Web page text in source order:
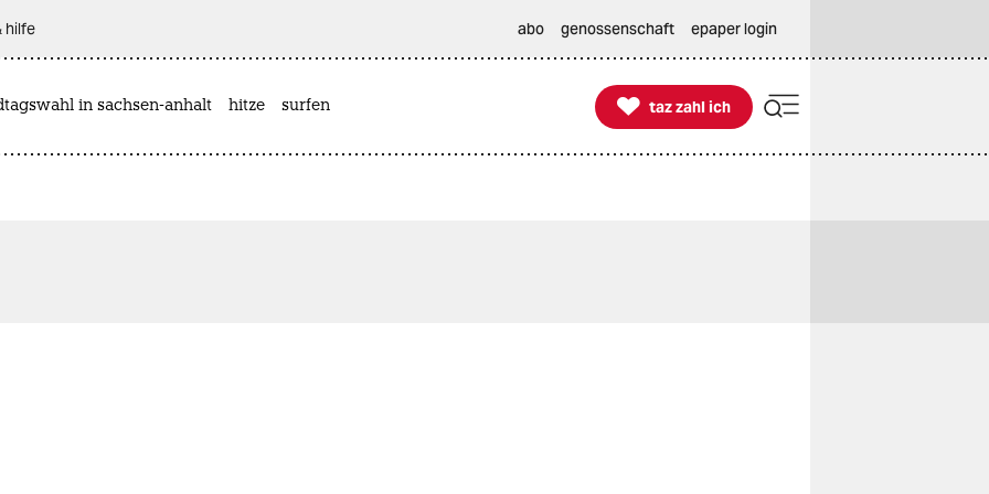
hilfe abo genossenschaft epaper login
in sachsen-anhalt hitze surfen 
taz zahl ich
taz zahl ich